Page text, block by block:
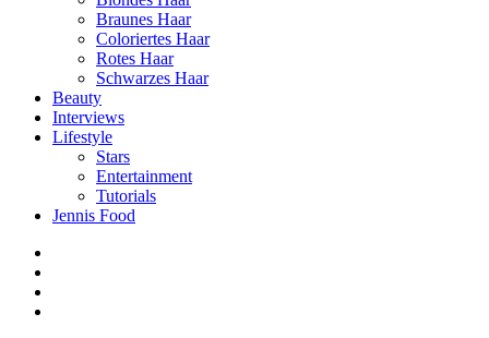
Braunes Haar
Coloriertes Haar
Rotes Haar
Schwarzes Haar
Beauty
Interviews
Lifestyle
Stars
Entertainment
Tutorials
Jennis Food